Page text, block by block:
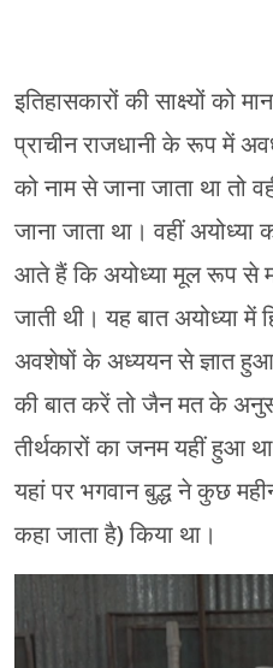
इतिहासकारों की साक्ष्यों को
प्राचीन राजधानी के रूप में
को नाम से जाना जाता था तो
जाना जाता था। वहीं अयोध्या
आते हैं कि अयोध्या मूल रूप से
जाती थी। यह बात अयोध्या में
अवशेषों के अध्ययन से ज्ञात हुआ
की बात करें तो जैन मत के
तीर्थकारों का जनम यहीं हुआ
यहां पर भगवान बुद्ध ने कुछ
कहा जाता है) किया था।